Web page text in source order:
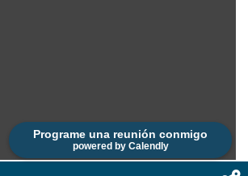
Programe una reunión conmigo
powered by Calendly